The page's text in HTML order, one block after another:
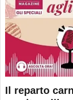
Il reparto